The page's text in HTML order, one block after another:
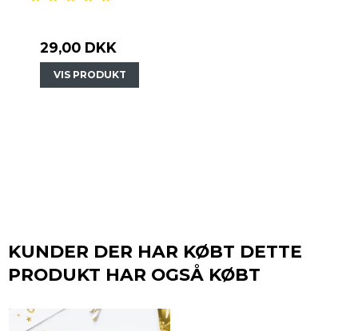
29,00 DKK
VIS PRODUKT
KUNDER DER HAR KØBT DETTE
PRODUKT HAR OGSÅ KØBT